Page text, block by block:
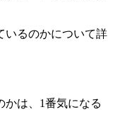
いるのかについて詳
かは、1番気になる